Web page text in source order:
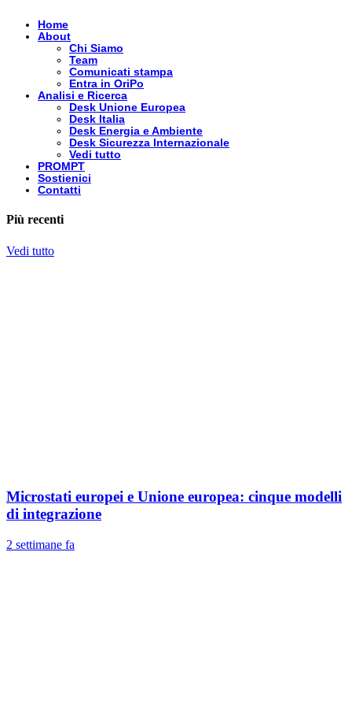
Home
About
Chi Siamo
Team
Comunicati stampa
Entra in OriPo
Analisi e Ricerca
Desk Unione Europea
Desk Italia
Desk Energia e Ambiente
Desk Sicurezza Internazionale
Vedi tutto
PROMPT
Sostienici
Contatti
Più recenti
Vedi tutto
Microstati europei e Unione europea: cinque modelli
di integrazione
2 settimane fa